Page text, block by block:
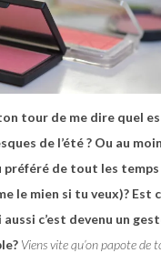
ton tour de me dire quel
de l’été ? Ou au
préféré de tout les temps
le mien si tu veux)? Est
c’est devenu un
Viens vite qu’on papote de